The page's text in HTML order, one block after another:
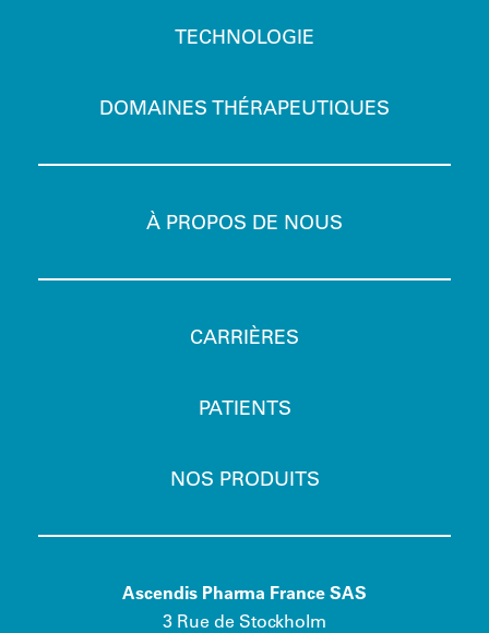
TECHNOLOGIE
DOMAINES THÉRAPEUTIQUES
À PROPOS DE NOUS
CARRIÈRES
PATIENTS
NOS PRODUITS
Ascendis Pharma France SAS
3 Rue de Stockholm